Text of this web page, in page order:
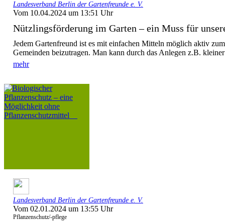
Landesverband Berlin der Gartenfreunde e. V.
Vom 10.04.2024 um 13:51 Uhr
Nützlingsförderung im Garten – ein Muss für
Jedem Gartenfreund ist es mit einfachen Mitteln möglich aktiv
Gemeinden beizutragen. Man kann durch das Anlegen z.B.
mehr
Landesverband Berlin der Gartenfreunde e. V.
Vom 02.01.2024 um 13:55 Uhr
Pflanzenschutz/-pflege